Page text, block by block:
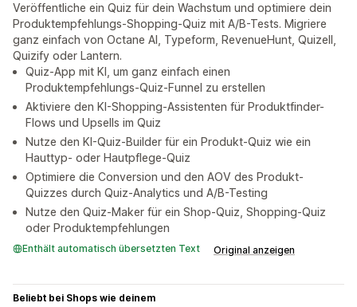
Veröffentliche ein Quiz für dein Wachstum und optimiere dein
Produktempfehlungs-Shopping-Quiz mit A/B-Tests. Migriere
ganz einfach von Octane AI, Typeform, RevenueHunt, Quizell,
Quizify oder Lantern.
Quiz-App mit KI, um ganz einfach einen
Produktempfehlungs-Quiz-Funnel zu erstellen
Aktiviere den KI-Shopping-Assistenten für Produktfinder-
Flows und Upsells im Quiz
Nutze den KI-Quiz-Builder für ein Produkt-Quiz wie ein
Hauttyp- oder Hautpflege-Quiz
Optimiere die Conversion und den AOV des Produkt-
Quizzes durch Quiz-Analytics und A/B-Testing
Nutze den Quiz-Maker für ein Shop-Quiz, Shopping-Quiz
oder Produktempfehlungen
Enthält automatisch übersetzten Text Original anzeigen
Beliebt bei Shops wie deinem